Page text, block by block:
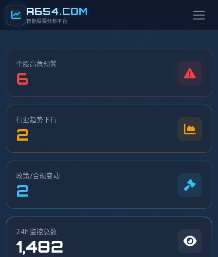
A654.COM
智能股票分析平台
个股高危预警
6
行业趋势下行
2
政策/合规变动
2
24h 监控总数
1,482